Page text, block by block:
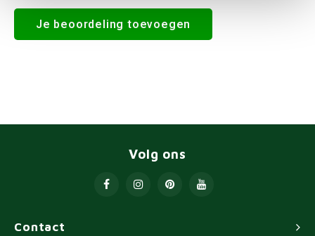
Je beoordeling toevoegen
Contact
Volg ons